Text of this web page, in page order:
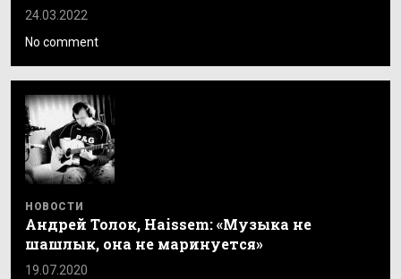
24.03.2022
No comment
НОВОСТИ
Андрей Толок, Haissem: «Музыка не
шашлык, она не маринуется»
19.07.2020